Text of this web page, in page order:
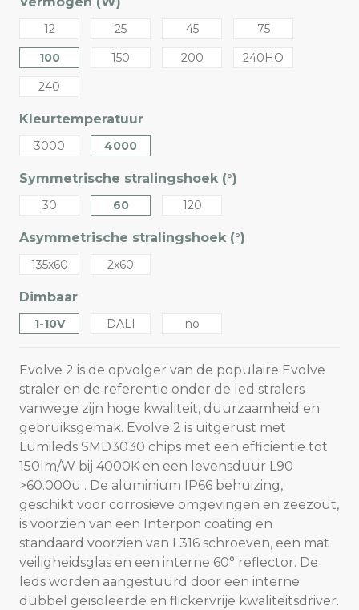
12 25 45
75
100
150 200
240HO
240
Kleurtemperatuur
3000 4000
Symmetrische stralingshoek (°)
30 60 120
Asymmetrische stralingshoek (°)
135x60 2x60
Dimbaar
1-10V DALI no
Evolve 2 is de opvolger van de populaire Evolve
straler en de referentie onder de led stralers
vanwege zijn hoge kwaliteit, duurzaamheid en
gebruiksgemak. Evolve 2 is uitgerust met
Lumileds SMD3030 chips met een efficiëntie tot
150lm/W bij 4000K en een levensduur L90
>60.000u . De aluminium IP66 behuizing,
geschikt voor corrosieve omgevingen en zeezout,
is voorzien van een Interpon coating en
standaard voorzien van L316 schroeven, een mat
veiligheidsglas en een interne 60° reflector. De
leds worden aangestuurd door een interne
dubbel geïsoleerde en flickervrije kwaliteitsdriver.